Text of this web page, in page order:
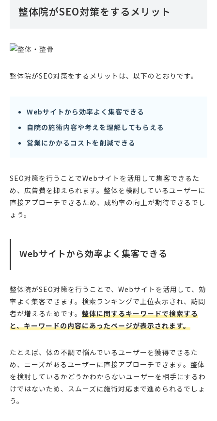
整体院がSEO対策をするメリット
整体院がSEO対策をするメリットは、以下のとおりです。
Webサイトから効率よく集客できる
自院の施術内容や考えを理解してもらえる
営業にかかるコストを削減できる
SEO対策を行うことでWebサイトを活用して集客できるた
め、広告費を抑えられます。整体を検討しているユーザーに
直接アプローチできるため、成約率の向上が期待できるでし
ょう。
Webサイトから効率よく集客できる
整体院がSEO対策を行うことで、Webサイトを活用して、効
率よく集客できます。検索ランキングで上位表示され、訪問
者が増えるためです。 整体に関するキーワードで検索する
と、キーワードの内容にあったページが表示されます。
たとえば、体の不調で悩んでいるユーザーを獲得できるた
め、ニーズがあるユーザーに直接アプローチできます。整体
を検討しているかどうかわからないユーザーを相手にするわ
けではないため、スムーズに施術対応まで進められるでしょ
う。